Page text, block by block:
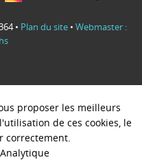
• Plan du site • Webmaster :
proposer les meilleurs
de ces cookies, le
correctement.
Analytique